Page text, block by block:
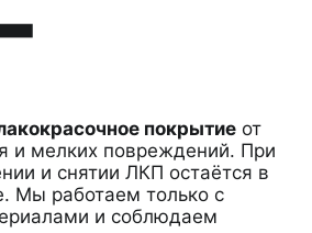
покрытие от
и мелких повреждений. При
и снятии ЛКП остаётся в
Мы работаем только с
и соблюдаем